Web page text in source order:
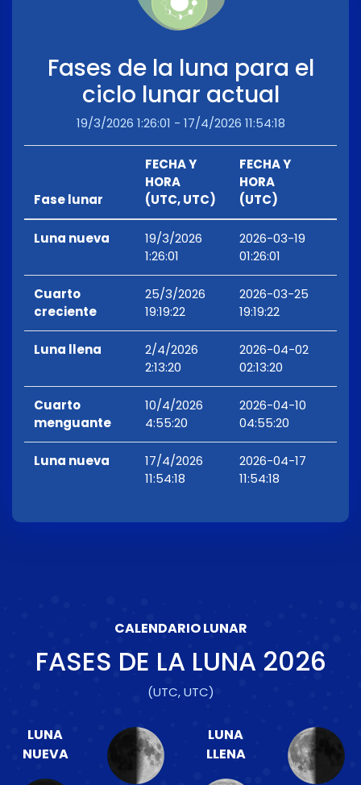
Fases de la luna para el
ciclo lunar actual
19/3/2026 1:26:01 - 17/4/2026 11:54:18
Fase lunar
FECHA Y
HORA
(UTC, UTC)
FECHA Y
HORA
(UTC)
Luna nueva
19/3/2026
1:26:01
2026-03-19
01:26:01
Cuarto
creciente
25/3/2026
19:19:22
2026-03-25
19:19:22
Luna llena
2/4/2026
2:13:20
2026-04-02
02:13:20
Cuarto
menguante
10/4/2026
4:55:20
2026-04-10
04:55:20
Luna nueva
17/4/2026
11:54:18
2026-04-17
11:54:18
CALENDARIO LUNAR
FASES DE LA LUNA 2026
(UTC, UTC)
LUNA
NUEVA
LUNA
LLENA